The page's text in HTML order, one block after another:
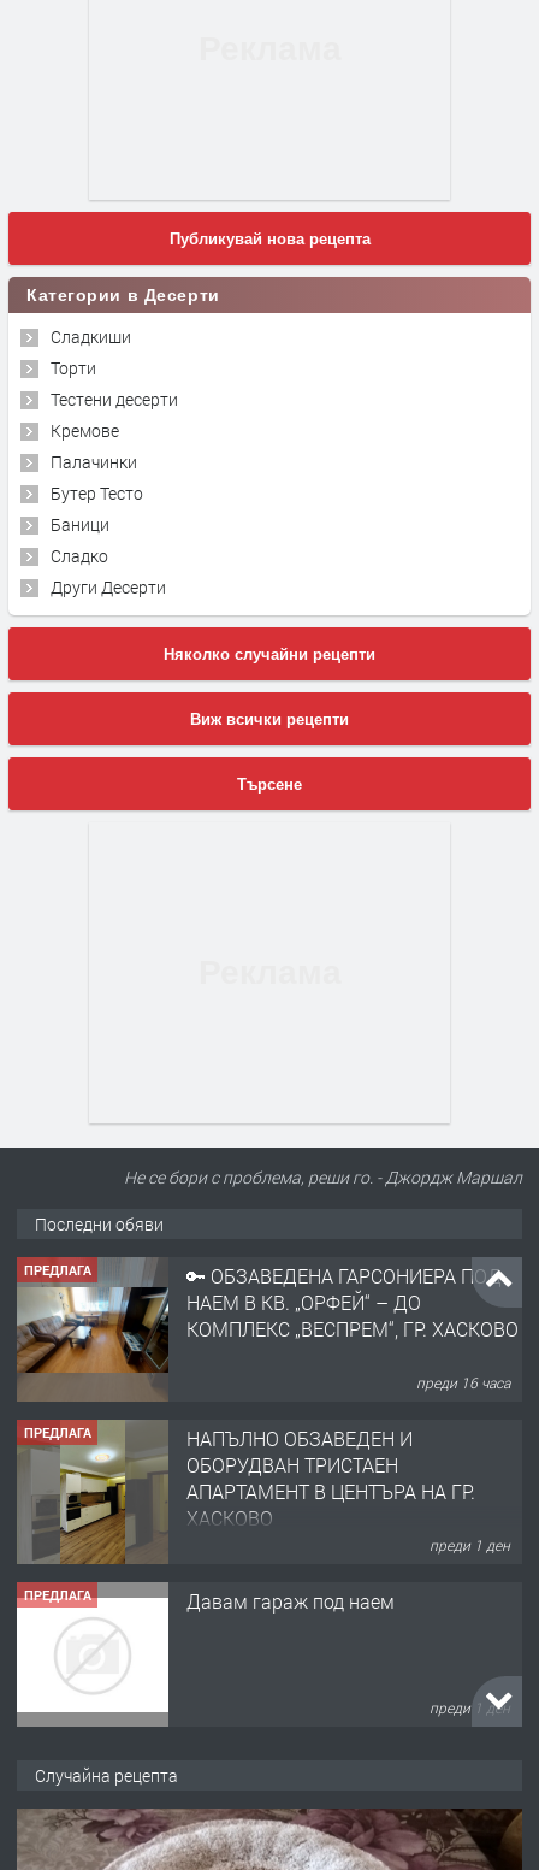
Публикувай нова рецепта
Категории в Десерти
Сладкиши
Торти
Тестени десерти
Кремове
Палачинки
Бутер Тесто
Баници
Сладко
Други Десерти
Няколко случайни рецепти
Виж всички рецепти
Търсене
Не се бори с проблема, реши го. - Джордж Маршал
Последни обяви
ПРЕДЛАГА
🔑 ОБЗАВЕДЕНА ГАРСОНИЕРА ПОД
НАЕМ В КВ. „ОРФЕЙ“ – ДО
КОМПЛЕКС „ВЕСПРЕМ“, ГР. ХАСКОВО
преди 16 часа
ПРЕДЛАГА
НАПЪЛНО ОБЗАВЕДЕН И
ОБОРУДВАН ТРИСТАЕН
АПАРТАМЕНТ В ЦЕНТЪРА НА ГР.
ХАСКОВО
преди 1 ден
ПРЕДЛАГА Давам гараж под наем
преди 1 ден
градската градина!
Случайна рецепта